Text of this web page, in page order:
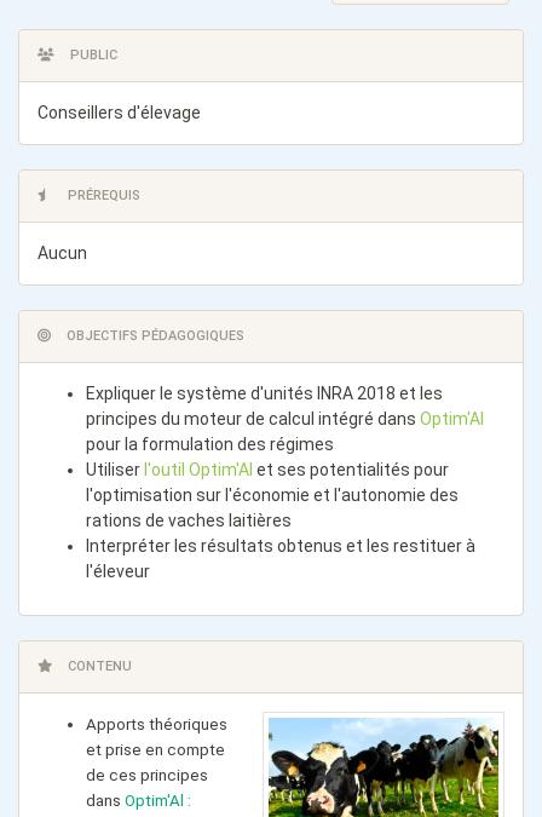
PUBLIC
Conseillers d'élevage
PRÉREQUIS
Aucun
OBJECTIFS PÉDAGOGIQUES
Expliquer le système d'unités INRA 2018 et les
principes du moteur de calcul intégré dans Optim'Al
pour la formulation des régimes
Utiliser l'outil Optim'Al et ses potentialités pour
l'optimisation sur l'économie et l'autonomie des
rations de vaches laitières
Interpréter les résultats obtenus et les restituer à
l'éleveur
CONTENU
Apports théoriques
et prise en compte
de ces principes
dans Optim'Al :